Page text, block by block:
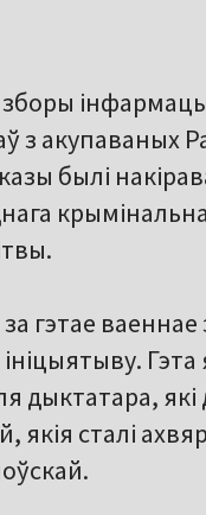
з акупаваных
былі
гэтае
Гэта
дыктатара, які
якія сталі